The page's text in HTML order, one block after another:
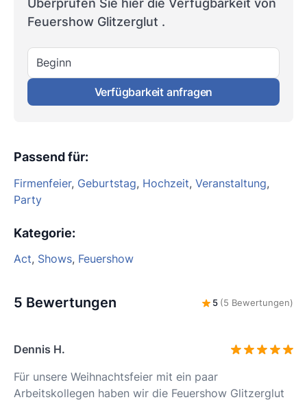
Überprüfen Sie hier die Verfügbarkeit von
Feuershow Glitzerglut .
Beginn
Verfügbarkeit anfragen
Passend für:
Firmenfeier, Geburtstag, Hochzeit, Veranstaltung,
Party
Kategorie:
Act, Shows, Feuershow
5 Bewertungen 5 (5 Bewertungen)
Dennis H.
Für unsere Weihnachtsfeier mit ein paar
Arbeitskollegen haben wir die Feuershow Glitzerglut